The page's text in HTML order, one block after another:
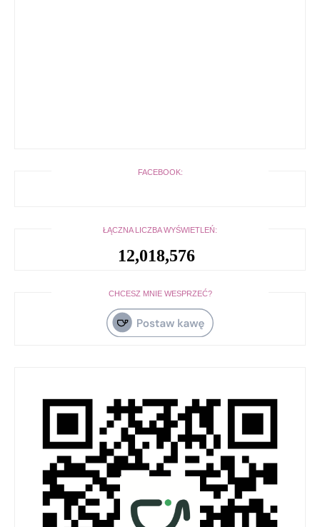
FACEBOOK:
ŁĄCZNA LICZBA WYŚWIETLEŃ:
12,018,576
CHCESZ MNIE WESPRZEĆ?